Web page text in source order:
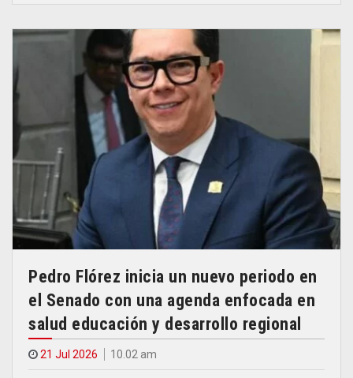
Pedro Flórez inicia un nuevo periodo en
el Senado con una agenda enfocada en
salud educación y desarrollo regional
21 Jul 2026 10.02 am